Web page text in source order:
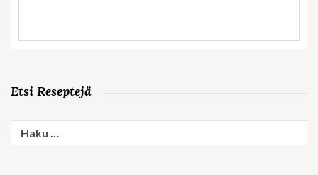
Etsi Reseptejä